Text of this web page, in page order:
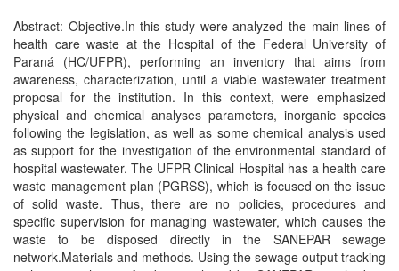
Abstract: Objective.In this study were analyzed the main lines of
health care waste at the Hospital of the Federal University of
Paraná (HC/UFPR), performing an inventory that aims from
awareness, characterization, until a viable wastewater treatment
proposal for the institution. In this context, were emphasized
physical and chemical analyses parameters, inorganic species
following the legislation, as well as some chemical analysis used
as support for the investigation of the environmental standard of
hospital wastewater. The UFPR Clinical Hospital has a health care
waste management plan (PGRSS), which is focused on the issue
of solid waste. Thus, there are no policies, procedures and
specific supervision for managing wastewater, which causes the
waste to be disposed directly in the SANEPAR sewage
network.Materials and methods. Using the sewage output tracking